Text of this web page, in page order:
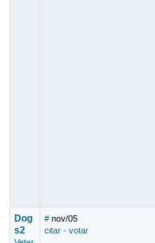
Dog
s2
# nov/05
citar· votar